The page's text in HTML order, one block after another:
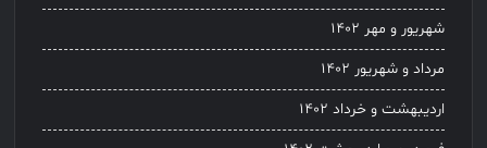
شهریور و مهر ۱۴۰۲
مرداد و شهریور ۱۴۰۲
اردیبهشت و خرداد ۱۴۰۲